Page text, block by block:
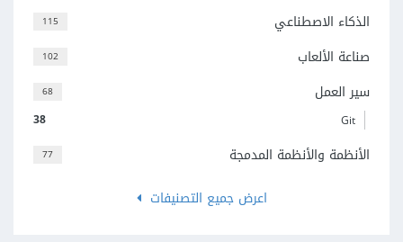
115 الذكاء الاصطناعي
102 صناعة الألعاب
68 سير العمل
38 Git
77
الأنظمة والأنظمة المدمجة
اعرض جميع التصنيفات